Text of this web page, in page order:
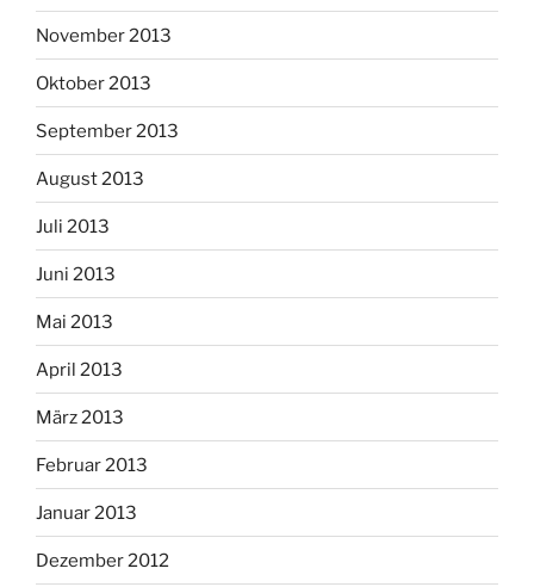
November 2013
Oktober 2013
September 2013
August 2013
Juli 2013
Juni 2013
Mai 2013
April 2013
März 2013
Februar 2013
Januar 2013
Dezember 2012